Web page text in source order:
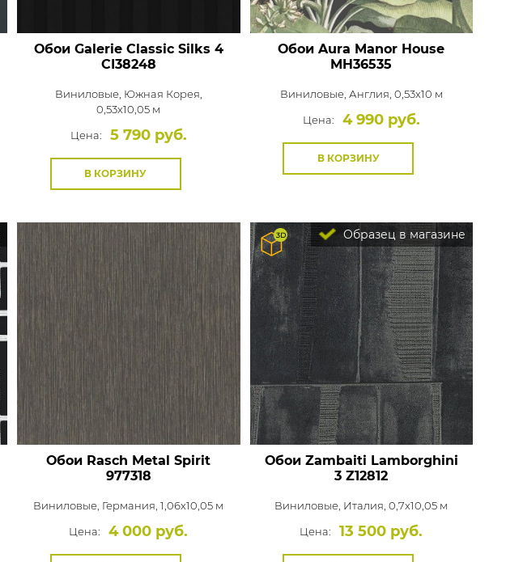
Обои Galerie Classic Silks 4
CI38248
Виниловые, Южная Корея,
0,53x10,05 м
Цена:
5 790 руб.
В КОРЗИНУ
Обои Aura Manor House
MH36535
Виниловые, Англия, 0,53x10 м
Цена:
4 990 руб.
В КОРЗИНУ
Обои Rasch Metal Spirit
977318
Виниловые, Германия, 1,06x10,05 м
Цена:
4 000 руб.
Образец в магазине
Обои Zambaiti Lamborghini
3 Z12812
Виниловые, Италия, 0,7x10,05 м
Цена:
13 500 руб.